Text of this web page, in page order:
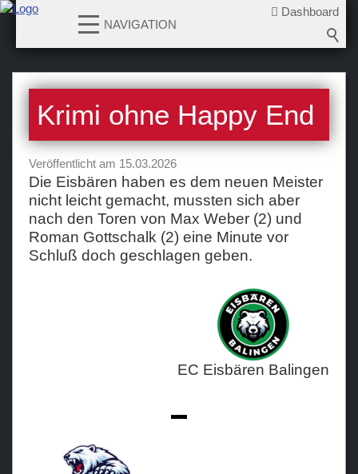
Dashboard
NAVIGATION
News
2026-2027
2025-2026
2024-2025
2023-2024
2022-2023
2021-2022
2020-2021
Sponsoren / Partner
Krimi ohne Happy End
Veröffentlicht am 15.03.2026
Die Eisbären haben es dem neuen Meister
nicht leicht gemacht, mussten sich aber
nach den Toren von Max Weber (2) und
Roman Gottschalk (2) eine Minute vor
Schluß doch geschlagen geben.
EC Eisbären Balingen